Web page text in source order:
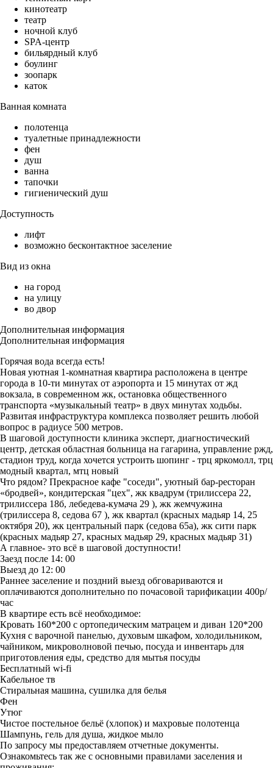
кинотеатр
театр
ночной клуб
SPA-центр
бильярдный клуб
боулинг
зоопарк
каток
Ванная комната
полотенца
туалетные принадлежности
фен
душ
ванна
тапочки
гигиенический душ
Доступность
лифт
возможно бесконтактное заселение
Вид из окна
на город
на улицу
во двор
Дополнительная информация
Дополнительная информация
Горячая вода всегда есть!
Новая уютная 1-комнатная квартира расположена в центре
города в 10-ти минутах от аэропорта и 15 минутах от жд
вокзала, в современном жк, остановка общественного
транспорта «музыкальный театр» в двух минутах ходьбы.
Развитая инфраструктура комплекса позволяет решить любой
вопрос в радиусе 500 метров.
В шаговой доступности клиника эксперт, диагностический
центр, детская областная больница на гагарина, управление ржд,
стадион труд, когда хочется устроить шопинг - трц яркомолл, трц
модный квартал, мтц новый
Что рядом? Прекрасное кафе "соседи", уютный бар-ресторан
«бродвей», кондитерская "цех", жк квадрум (трилиссера 22,
трилиссера 18б, лебедева-кумача 29 ), жк жемчужина
(трилиссера 8, седова 67 ), жк квартал (красных мадьяр 14, 25
октября 20), жк центральный парк (седова 65а), жк сити парк
(красных мадьяр 27, красных мадьяр 29, красных мадьяр 31)
А главное- это всё в шаговой доступности!
Заезд после 14: 00
Выезд до 12: 00
Раннее заселение и поздний выезд обговариваются и
оплачиваются дополнительно по почасовой тарификации 400р/
час
В квартире есть всё необходимое:
Кровать 160*200 с ортопедическим матрацем и диван 120*200
Кухня с варочной панелью, духовым шкафом, холодильником,
чайником, микроволновой печью, посуда и инвентарь для
приготовления еды, средство для мытья посуды
Бесплатный wi-fi
Кабельное тв
Стиральная машина, сушилка для белья
Фен
Утюг
Чистое постельное бельё (хлопок) и махровые полотенца
Шампунь, гель для душа, жидкое мыло
По запросу мы предоставляем отчетные документы.
Ознакомьтесь так же с основными правилами заселения и